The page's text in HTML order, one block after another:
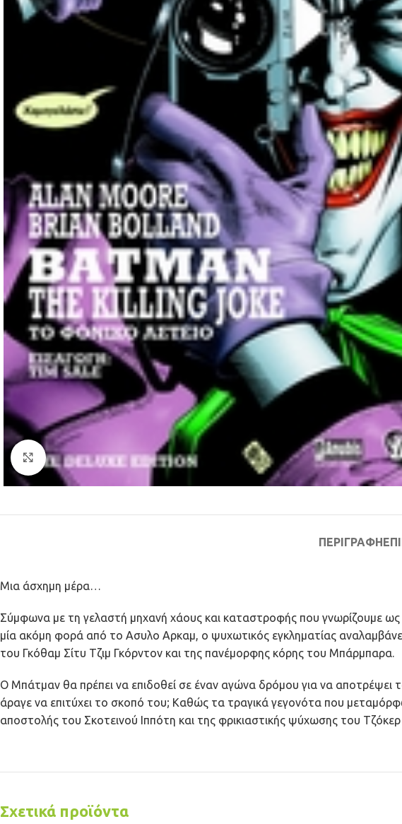
Κλικ για μεγέθυνση
ΠΕΡΙΓΡΑΦΉ
Μια άσχημη μέρα…
Σύμφωνα με τη γελαστή μηχανή χάους και καταστροφής που γνωρίζουμε ως
μία ακόμη φορά από το Ασυλο Αρκαμ, ο ψυχωτικός εγκληματίας
του Γκόθαμ Σίτυ Τζιμ Γκόρντον και της πανέμορφης κόρης του Μπάρμπαρα.
Ο Μπάτμαν θα πρέπει να επιδοθεί σε έναν αγώνα δρόμου για να
άραγε να επιτύχει το σκοπό του; Καθώς τα τραγικά γεγονότα που
αποστολής του Σκοτεινού Ιππότη και της φρικιαστικής ψύχωσης του Τζόκερ
Σχετικά προϊόντα